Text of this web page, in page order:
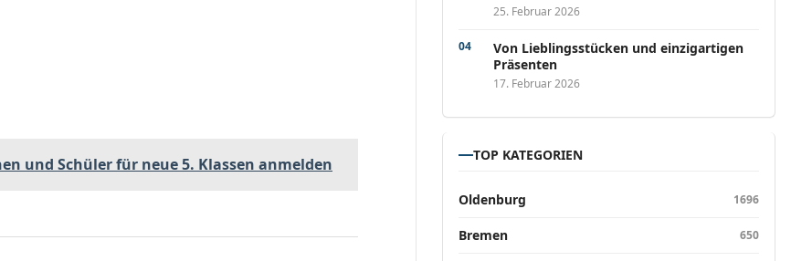
und Schüler für neue 5. Klassen anmelden
25. Februar 2026
Von Lieblingsstücken und einzigartigen
Präsenten
17. Februar 2026
TOP KATEGORIEN
Oldenburg 1696
Bremen 650